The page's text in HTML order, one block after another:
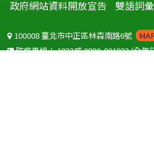
政府網站資料開放宣告
雙語詞彙
100008 臺北市中正區林森南路6號
防疫專線：1922或0800-001922(全年